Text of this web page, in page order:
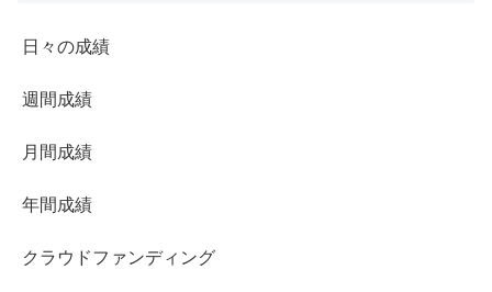
日々の成績
週間成績
月間成績
年間成績
クラウドファンディング